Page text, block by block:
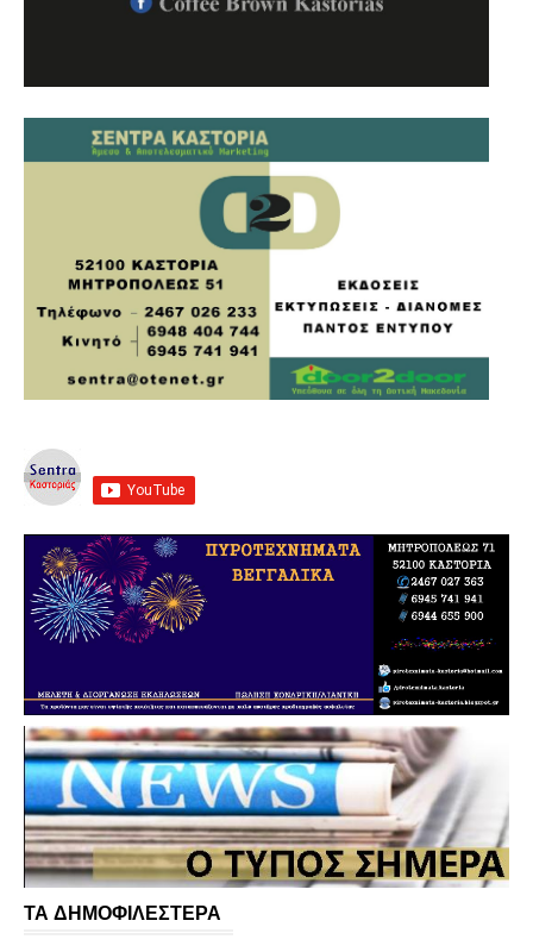
ΤΑ ΔΗΜΟΦΙΛΕΣΤΕΡΑ